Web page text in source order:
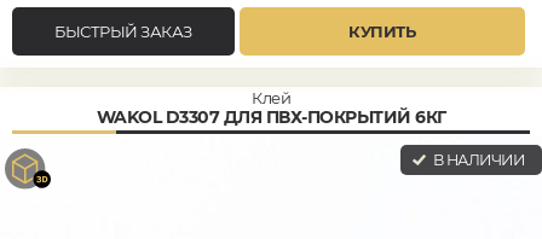
БЫСТРЫЙ ЗАКАЗ КУПИТЬ
Клей
WAKOL D3307 ДЛЯ ПВХ-ПОКРЫТИЙ 6КГ
В НАЛИЧИИ